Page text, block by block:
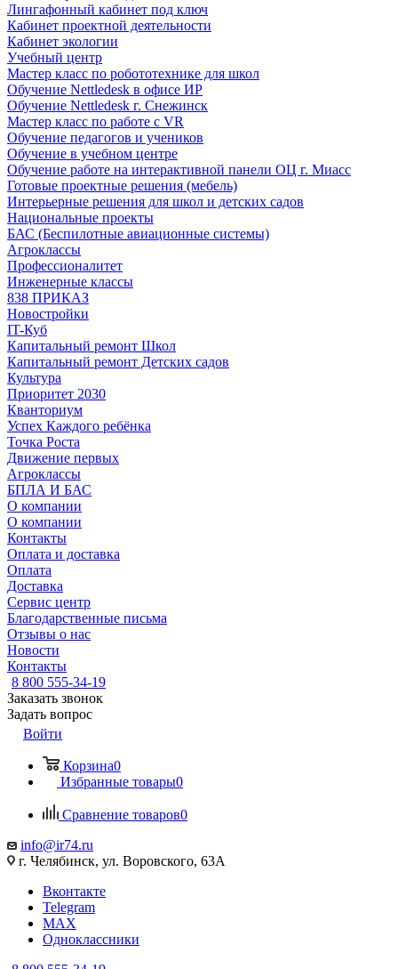
Лингафонный кабинет под ключ
Кабинет проектной деятельности
Кабинет экологии
Учебный центр
Мастер класс по робототехнике для школ
Обучение Nettledesk в офисе ИР
Обучение Nettledesk г. Снежинск
Мастер класс по работе с VR
Обучение педагогов и учеников
Обучение в учебном центре
Обучение работе на интерактивной панели ОЦ г. Миасс
Готовые проектные решения (мебель)
Интерьерные решения для школ и детских садов
Национальные проекты
БАС (Беспилотные авиационные системы)
Агроклассы
Профессионалитет
Инженерные классы
838 ПРИКАЗ
Новостройки
IT-Куб
Капитальный ремонт Школ
Капитальный ремонт Детских садов
Культура
Приоритет 2030
Кванториум
Успех Каждого ребёнка
Точка Роста
Движение первых
Агроклассы
БПЛА И БАС
О компании
О компании
Контакты
Оплата и доставка
Оплата
Доставка
Сервис центр
Благодарственные письма
Отзывы о нас
Новости
Контакты
8 800 555-34-19
Заказать звонок
Задать вопрос
Войти
Корзина0
Избранные товары0
Сравнение товаров0
info@ir74.ru
г. Челябинск, ул. Воровского, 63А
Вконтакте
Telegram
MAX
Одноклассники